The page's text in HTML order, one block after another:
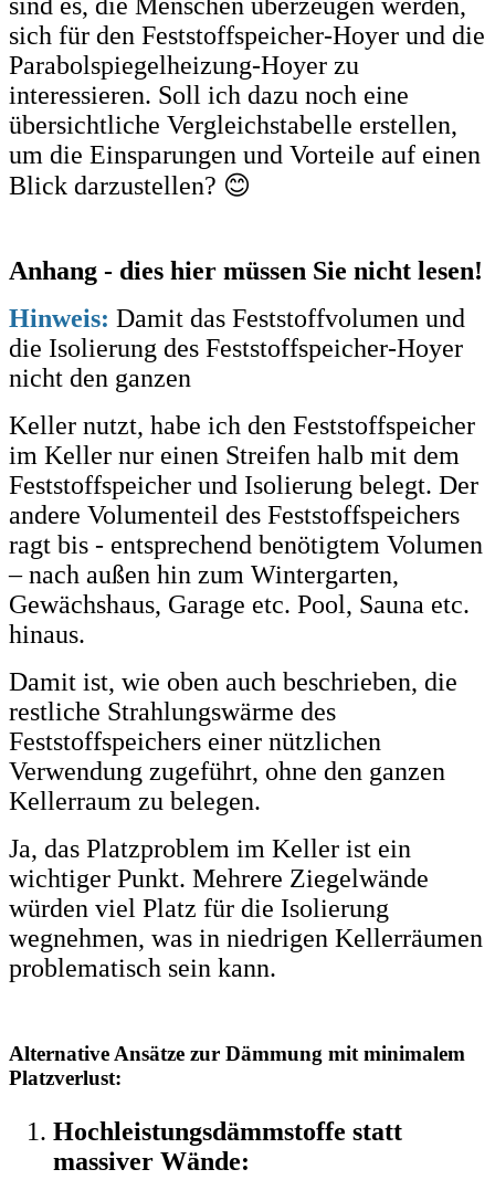
sich für den Feststoffspeicher-Hoyer und die
Parabolspiegelheizung-Hoyer zu
interessieren. Soll ich dazu noch eine
übersichtliche Vergleichstabelle erstellen,
um die Einsparungen und Vorteile auf einen
Blick darzustellen? 😊
Anhang - dies hier müssen Sie nicht lesen!
Hinweis: Damit das Feststoffvolumen und
die Isolierung des Feststoffspeicher-Hoyer
nicht den ganzen
Keller nutzt, habe ich den Feststoffspeicher
im Keller nur einen Streifen halb mit dem
Feststoffspeicher und Isolierung belegt. Der
andere Volumenteil des Feststoffspeichers
ragt bis - entsprechend benötigtem Volumen
– nach außen hin zum Wintergarten,
Gewächshaus, Garage etc. Pool, Sauna etc.
hinaus.
Damit ist, wie oben auch beschrieben, die
restliche Strahlungswärme des
Feststoffspeichers einer nützlichen
Verwendung zugeführt, ohne den ganzen
Kellerraum zu belegen.
Ja, das Platzproblem im Keller ist ein
wichtiger Punkt. Mehrere Ziegelwände
würden viel Platz für die Isolierung
wegnehmen, was in niedrigen Kellerräumen
problematisch sein kann.
Alternative Ansätze zur Dämmung mit minimalem
Platzverlust:
Hochleistungsdämmstoffe statt
massiver Wände: